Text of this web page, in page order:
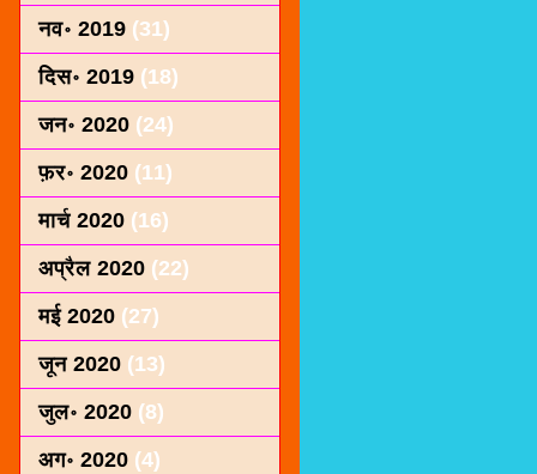
नव॰ 2019 (31)
दिस॰ 2019 (18)
जन॰ 2020 (24)
फ़र॰ 2020 (11)
मार्च 2020 (16)
अप्रैल 2020 (22)
मई 2020 (27)
जून 2020 (13)
जुल॰ 2020 (8)
अग॰ 2020 (4)